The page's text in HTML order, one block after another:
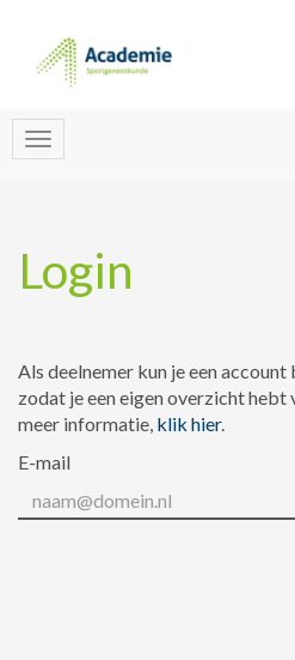
Login
Als deelnemer kun je een account
zodat je een eigen overzicht hebt
meer informatie, klik hier.
E-mail